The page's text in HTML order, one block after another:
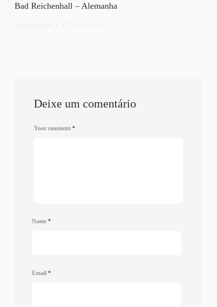
Bad Reichenhall – Alemanha
Letícia Diethelm 2 min
Deixe um comentário
Your comment *
Name *
Email *